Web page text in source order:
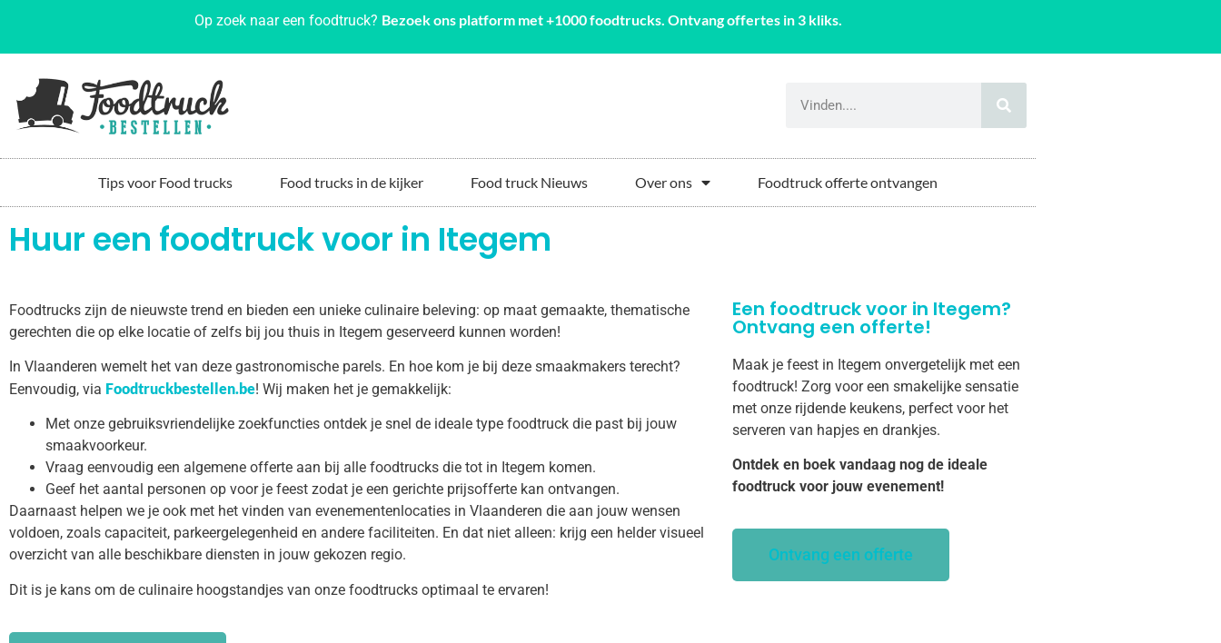
Op zoek naar een foodtruck? Bezoek ons platform met +1000 foodtrucks. Ontvang offertes in 3 kliks.
Tips voor Food trucks Food trucks in de kijker Food truck Nieuws Over ons Foodtruck offerte ontvangen
Huur een foodtruck voor in Itegem
Foodtrucks zijn de nieuwste trend en bieden een unieke culinaire beleving: op maat gemaakte, thematische
gerechten die op elke locatie of zelfs bij jou thuis in Itegem geserveerd kunnen worden!
In Vlaanderen wemelt het van deze gastronomische parels. En hoe kom je bij deze smaakmakers terecht?
Eenvoudig, via Foodtruckbestellen.be! Wij maken het je gemakkelijk:
Met onze gebruiksvriendelijke zoekfuncties ontdek je snel de ideale type foodtruck die past bij jouw
smaakvoorkeur.
Vraag eenvoudig een algemene offerte aan bij alle foodtrucks die tot in Itegem komen.
Geef het aantal personen op voor je feest zodat je een gerichte prijsofferte kan ontvangen.
Daarnaast helpen we je ook met het vinden van evenementenlocaties in Vlaanderen die aan jouw wensen
voldoen, zoals capaciteit, parkeergelegenheid en andere faciliteiten. En dat niet alleen: krijg een helder visueel
overzicht van alle beschikbare diensten in jouw gekozen regio.
Dit is je kans om de culinaire hoogstandjes van onze foodtrucks optimaal te ervaren!
Een foodtruck voor in Itegem?
Ontvang een offerte!
Maak je feest in Itegem onvergetelijk met een
foodtruck! Zorg voor een smakelijke sensatie
met onze rijdende keukens, perfect voor het
serveren van hapjes en drankjes.
Ontdek en boek vandaag nog de ideale
foodtruck voor jouw evenement!
Ontvang een offerte